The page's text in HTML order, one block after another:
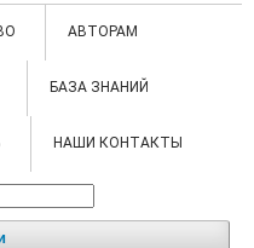
АВТОРАМ
БАЗА ЗНАНИЙ
НАШИ КОНТАКТЫ